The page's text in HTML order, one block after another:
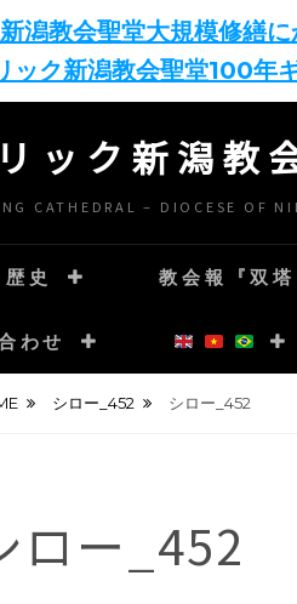
潟教会聖堂大規模修繕
ック新潟教会聖堂100年
ック新潟教
CATHEDRAL – DIOCESE OF
歴史 教会報『双塔
わせ
シロー_452 シロー_452
ロー_452